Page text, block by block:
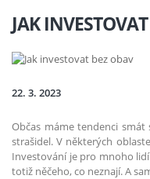
JAK
22. 3. 2023
Občas máme tendenci
strašidel. V některých
Investování je pro mnoho
totiž něčeho, co neznají. A